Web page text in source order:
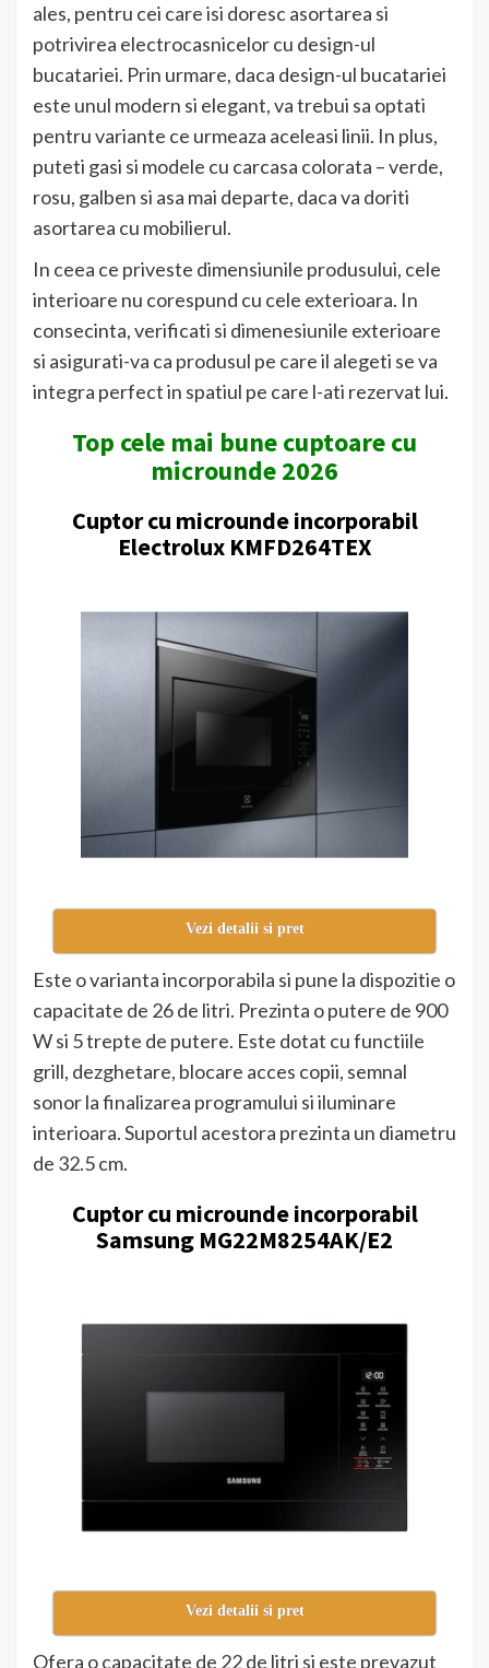
ales, pentru cei care isi doresc asortarea si
potrivirea electrocasnicelor cu design-ul
bucatariei. Prin urmare, daca design-ul bucatariei
este unul modern si elegant, va trebui sa optati
pentru variante ce urmeaza aceleasi linii. In plus,
puteti gasi si modele cu carcasa colorata – verde,
rosu, galben si asa mai departe, daca va doriti
asortarea cu mobilierul.
In ceea ce priveste dimensiunile produsului, cele
interioare nu corespund cu cele exterioara. In
consecinta, verificati si dimenesiunile exterioare
si asigurati-va ca produsul pe care il alegeti se va
integra perfect in spatiul pe care l-ati rezervat lui.
Top cele mai bune cuptoare cu
microunde 2026
Cuptor cu microunde incorporabil
Electrolux KMFD264TEX
Vezi detalii si pret
Este o varianta incorporabila si pune la dispozitie o
capacitate de 26 de litri. Prezinta o putere de 900
W si 5 trepte de putere. Este dotat cu functiile
grill, dezghetare, blocare acces copii, semnal
sonor la finalizarea programului si iluminare
interioara. Suportul acestora prezinta un diametru
de 32.5 cm.
Cuptor cu microunde incorporabil
Samsung MG22M8254AK/E2
Vezi detalii si pret
Ofera o capacitate de 22 de litri si este prevazut